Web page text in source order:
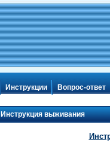
Инструкции Вопрос-ответ
Инструкция выживания